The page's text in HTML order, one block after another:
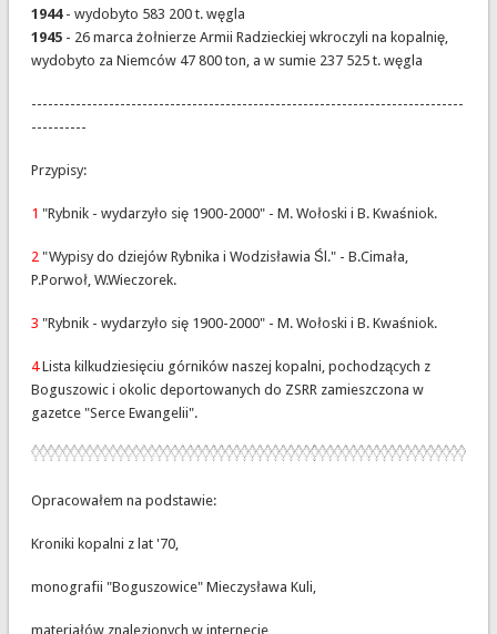
1944- wydobyto 583 200 t. węgla
1945- 26 marca żołnierze Armii Radzieckiej wkroczyli na kopalnię,
wydobyto za Niemców 47 800 ton, a w sumie 237 525 t. węgla
------------------------------------------------------------------------------
----------
Przypisy:
1 "Rybnik - wydarzyło się 1900-2000" - M. Wołoski i B. Kwaśniok.
2 "Wypisy do dziejów Rybnika i Wodzisławia Śl." - B.Cimała,
P.Porwoł, W.Wieczorek.
3 "Rybnik - wydarzyło się 1900-2000" - M. Wołoski i B. Kwaśniok.
4Lista kilkudziesięciu górników naszej kopalni, pochodzących z
Boguszowic i okolic deportowanych do ZSRR zamieszczona w
gazetce "Serce Ewangelii".
Opracowałem na podstawie:
Kroniki kopalni z lat '70,
monografii "Boguszowice" Mieczysława Kuli,
materiałów znalezionych w internecie,